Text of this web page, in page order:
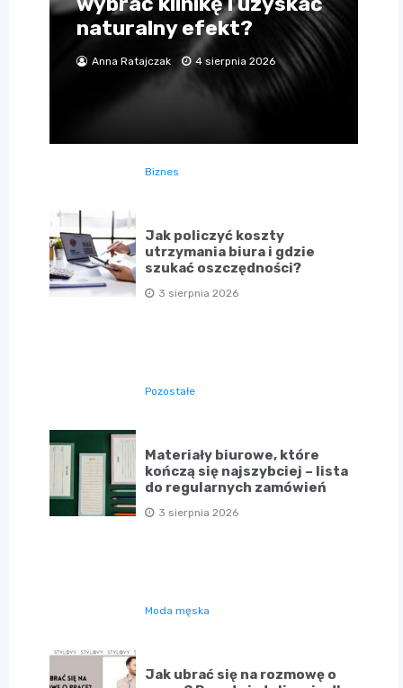
naturalny efekt?
Anna Ratajczak 4 sierpnia 2026
Biznes
Jak policzyć koszty
utrzymania biura i gdzie
szukać oszczędności?
3 sierpnia 2026
Pozostałe
Materiały biurowe, które
kończą się najszybciej – lista
do regularnych zamówień
3 sierpnia 2026
Moda męska
Jak ubrać się na rozmowę o